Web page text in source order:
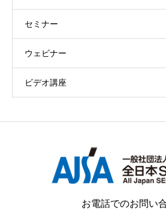
セミナー
ウェビナー
ビデオ講座
お電話でのお問い